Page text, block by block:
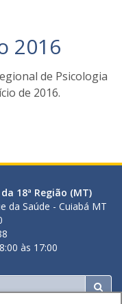
2016
de Psicologia
de 2016.
18ª Região (MT)
da Saúde - Cuiabá MT
às 17:00